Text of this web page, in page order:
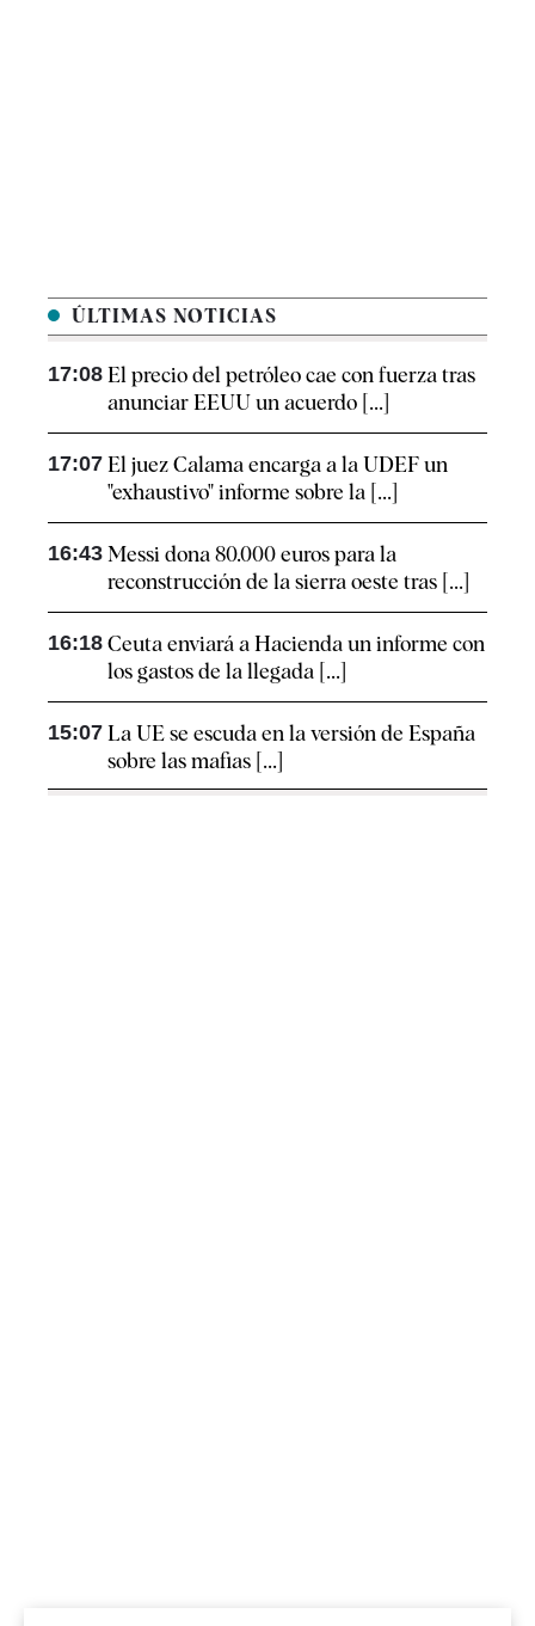
ÚLTIMAS NOTICIAS
17:08 El precio del petróleo cae con fuerza tras
anunciar EEUU un acuerdo [...]
17:07 El juez Calama encarga a la UDEF un
"exhaustivo" informe sobre la [...]
16:43 Messi dona 80.000 euros para la
reconstrucción de la sierra oeste tras [...]
16:18 Ceuta enviará a Hacienda un informe con
los gastos de la llegada [...]
15:07 La UE se escuda en la versión de España
sobre las mafias [...]